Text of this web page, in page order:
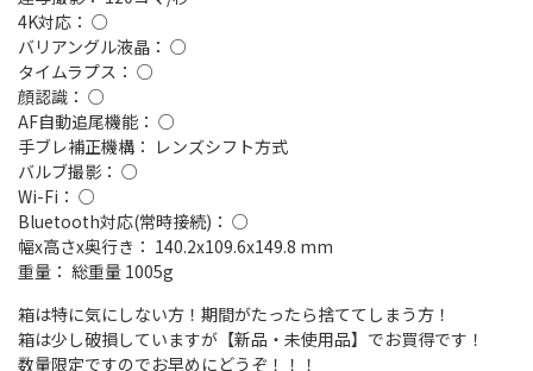
4K対応： ○
バリアングル液晶： ○
タイムラプス： ○
顔認識： ○
AF自動追尾機能： ○
手ブレ補正機構： レンズシフト方式
バルブ撮影： ○
Wi-Fi： ○
Bluetooth対応(常時接続)： ○
幅x高さx奥行き： 140.2x109.6x149.8 mm
重量： 総重量 1005g
箱は特に気にしない方！期間がたったら捨ててしまう方！
箱は少し破損していますが【新品・未使用品】でお買得です！
数量限定ですのでお早めにどうぞ！！！